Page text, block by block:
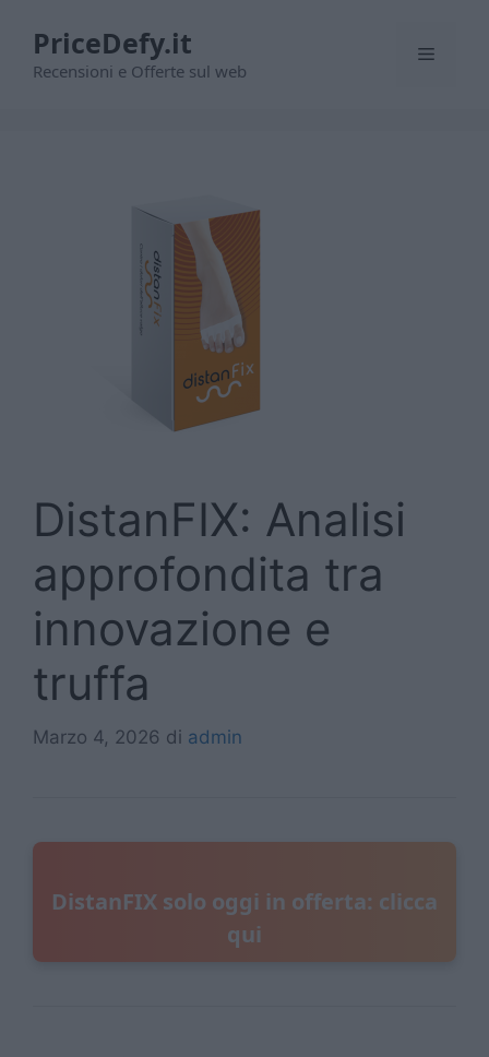
contenuto
PriceDefy.it
Recensioni e Offerte sul web
Menu
DistanFIX: Analisi
approfondita tra
innovazione e
truffa
Marzo 4, 2026 di admin
DistanFIX solo oggi in offerta: clicca
qui